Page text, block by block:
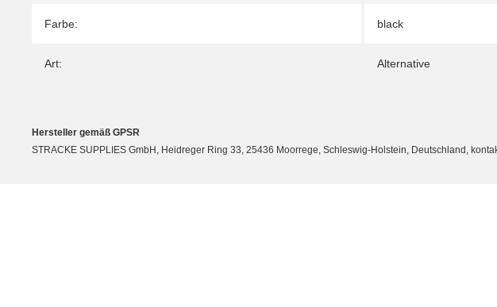
Farbe: black
Art: Alternative
Hersteller gemäß GPSR
STRACKE SUPPLIES GmbH, Heidreger Ring 33, 25436 Moorrege, Schleswig-Holstein, Deutschland,